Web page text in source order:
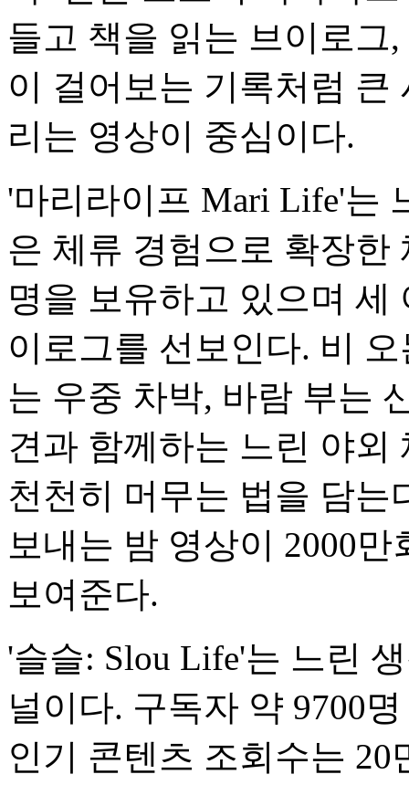
들고 책을 읽는 브이로그
이 걸어보는 기록처럼 큰
리는 영상이 중심이다.
'마리라이프 Mari Life'는
은 체류 경험으로 확장한
명을 보유하고 있으며 세
이로그를 선보인다. 비
는 우중 차박, 바람 부는
견과 함께하는 느린 야외
천천히 머무는 법을 담는
보내는 밤 영상이 2000
보여준다.
'슬슬: Slou Life'는 느린
널이다. 구독자 약 9700
인기 콘텐츠 조회수는